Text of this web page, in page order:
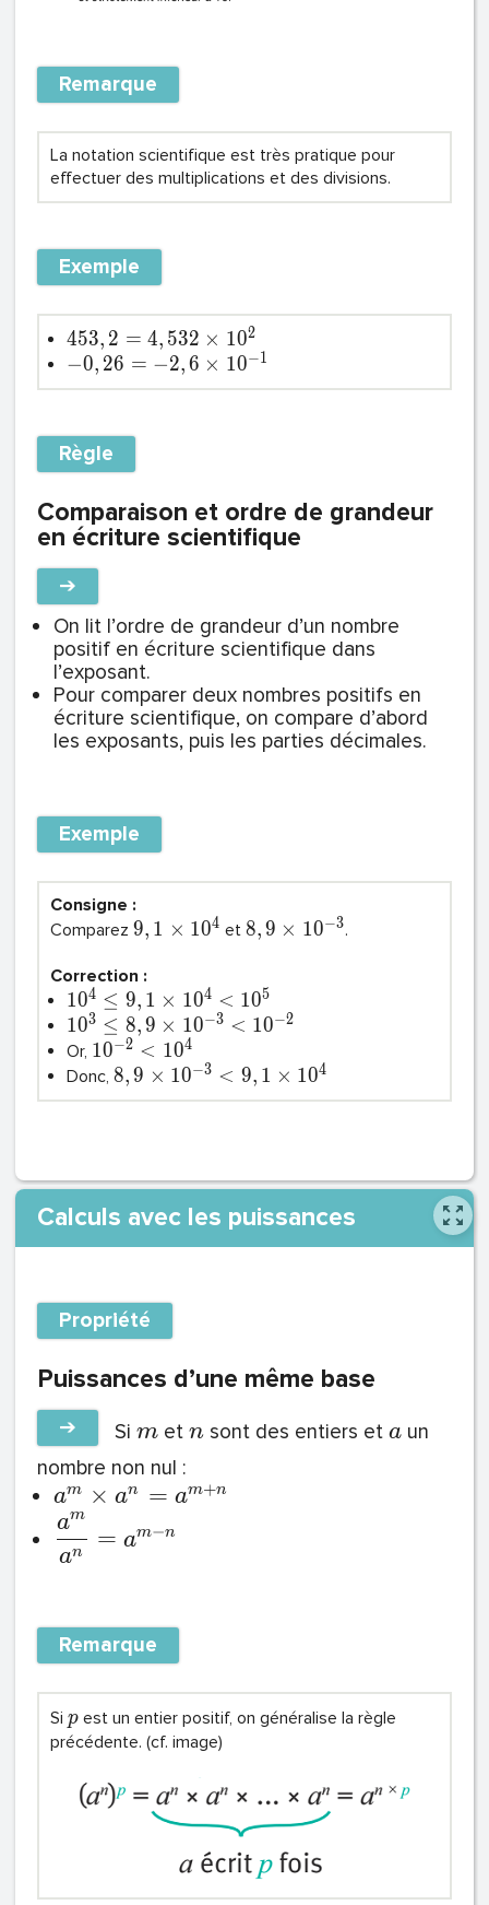
Remarque
La notation scientifique est très pratique pour
effectuer des multiplications et des divisions.
Exemple
453, 2 = 4, 532 × 102
−0, 26 = −2,6 × 10−1
Règle
Comparaison et ordre de grandeur
en écriture scientifique
➔
On lit l’ordre de grandeur d’un nombre
positif en écriture scientifique dans
l’exposant.
Pour comparer deux nombres positifs en
écriture scientifique, on compare d’abord
les exposants, puis les parties décimales.
Exemple
Consigne :
Comparez 9, 1 × 104 et 8,9 × 10−3.
Correction :
104 ≤ 9, 1 × 104 < 105
103 ≤ 8,9 × 10−3 < 10−2
Or, 10−2 < 104
Donc, 8,9 × 10−3 < 9, 1 × 104
Calculs avec les puissances
Propriété
Puissances d’une même base
➔ Si m et n sont des entiers et a un
nombre non nul :
am × an = am+n
an
am
= am−n
Remarque
Si p est un entier positif, on généralise la règle
précédente. (cf. image)